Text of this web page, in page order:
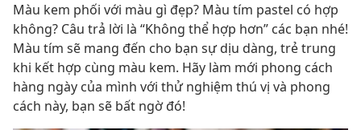
Màu kem phối với màu gì đẹp? Màu tím pastel có hợp
không? Câu trả lời là “Không thể hợp hơn” các bạn nhé!
Màu tím sẽ mang đến cho bạn sự dịu dàng, trẻ trung
khi kết hợp cùng màu kem. Hãy làm mới phong cách
hàng ngày của mình với thử nghiệm thú vị và phong
cách này, bạn sẽ bất ngờ đó!